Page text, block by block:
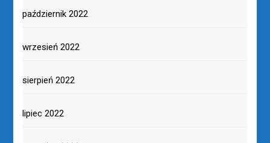
październik 2022
wrzesień 2022
sierpień 2022
lipiec 2022